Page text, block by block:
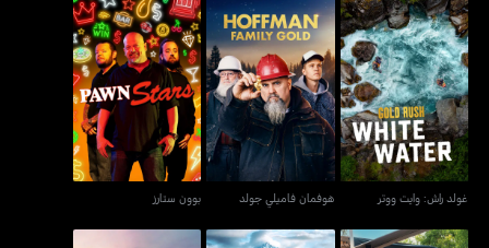
غولد راش: وايت ووتر
غولد راش: وايت ووتر
هوفمان فاميلي جولد
هوفمان فاميلي جولد
بوون ستارز
بوون ستارز